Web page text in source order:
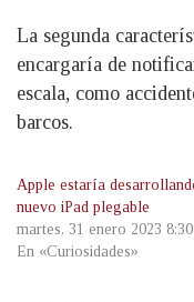
La segunda
encargaría de
escala, como
barcos.
Apple estaría
nuevo iPad plegable
martes, 31 enero 2023
En «Curiosidades»